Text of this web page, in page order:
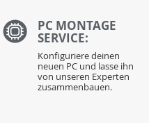
PC MONTAGE
SERVICE:
Konfiguriere deinen
neuen PC und lasse ihn
von unseren Experten
zusammenbauen.